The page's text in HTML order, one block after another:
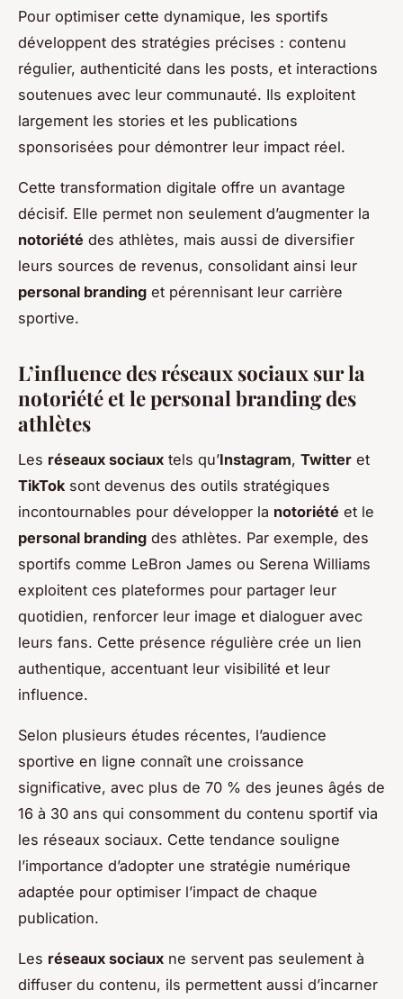
Pour optimiser cette dynamique, les sportifs
développent des stratégies précises : contenu
régulier, authenticité dans les posts, et interactions
soutenues avec leur communauté. Ils exploitent
largement les stories et les publications
sponsorisées pour démontrer leur impact réel.
Cette transformation digitale offre un avantage
décisif. Elle permet non seulement d’augmenter la
notoriété des athlètes, mais aussi de diversifier
leurs sources de revenus, consolidant ainsi leur
personal branding et pérennisant leur carrière
sportive.
L’influence des réseaux sociaux sur la
notoriété et le personal branding des
athlètes
Les réseaux sociaux tels qu’Instagram, Twitter et
TikToksont devenus des outils stratégiques
incontournables pour développer la notoriété et le
personal branding des athlètes. Par exemple, des
sportifs comme LeBron James ou Serena Williams
exploitent ces plateformes pour partager leur
quotidien, renforcer leur image et dialoguer avec
leurs fans. Cette présence régulière crée un lien
authentique, accentuant leur visibilité et leur
influence.
Selon plusieurs études récentes, l’audience
sportive en ligne connaît une croissance
significative, avec plus de 70 % des jeunes âgés de
16 à 30 ans qui consomment du contenu sportif via
les réseaux sociaux. Cette tendance souligne
l’importance d’adopter une stratégie numérique
adaptée pour optimiser l’impact de chaque
publication.
Les réseaux sociaux ne servent pas seulement à
diffuser du contenu, ils permettent aussi d’incarner